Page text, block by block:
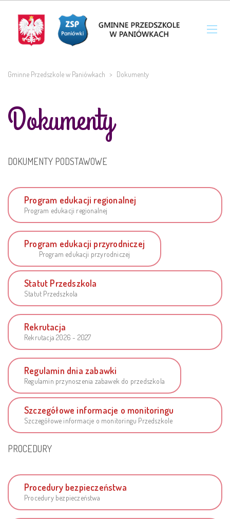
Gminne Przedszkole w Paniówkach > Dokumenty
Dokumenty
DOKUMENTY PODSTAWOWE
Program edukacji regionalnej
Program edukacji regionalnej
Program edukacji przyrodniczej
Program edukacji przyrodniczej
Statut Przedszkola
Statut Przedszkola
Rekrutacja
Rekrutacja 2026 - 2027
Regulamin dnia zabawki
Regulamin przynoszenia zabawek do przedszkola
Szczegółowe informacje o monitoringu
Szczegółowe informacje o monitoringu Przedszkole
PROCEDURY
Procedury bezpieczeństwa
Procedury bezpieczeństwa